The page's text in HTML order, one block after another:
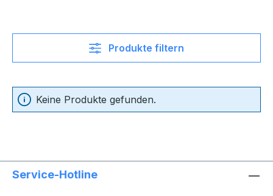
Produkte filtern
Keine Produkte gefunden.
Service-Hotline